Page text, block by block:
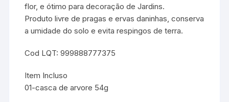
flor, e ótimo para decoração de Jardins.
Produto livre de pragas e ervas daninhas, conserva
a umidade do solo e evita respingos de terra.
Cod LQT: 999888777375
Item Incluso
01-casca de arvore 54g